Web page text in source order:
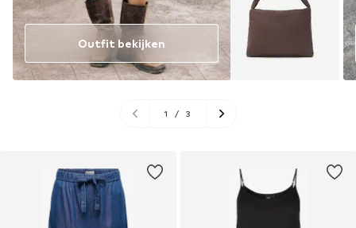
Outfit bekijken
1 / 3